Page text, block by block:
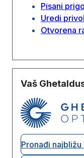
Pisani
Uredi
Otvorena
Vaš
Pronađi